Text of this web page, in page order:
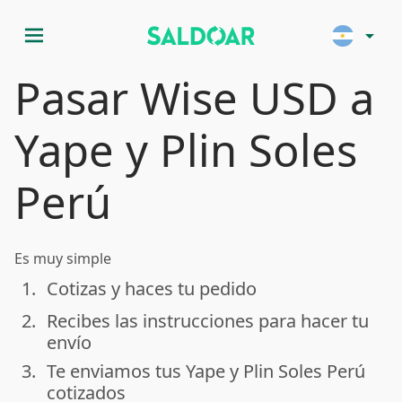
menu arrow_drop_down
Pasar Wise USD a
Yape y Plin Soles
Perú
Es muy simple
done
1. Cotizas y haces tu pedido
done
2. Recibes las instrucciones para hacer tu
envío
done
3. Te enviamos tus Yape y Plin Soles Perú
cotizados